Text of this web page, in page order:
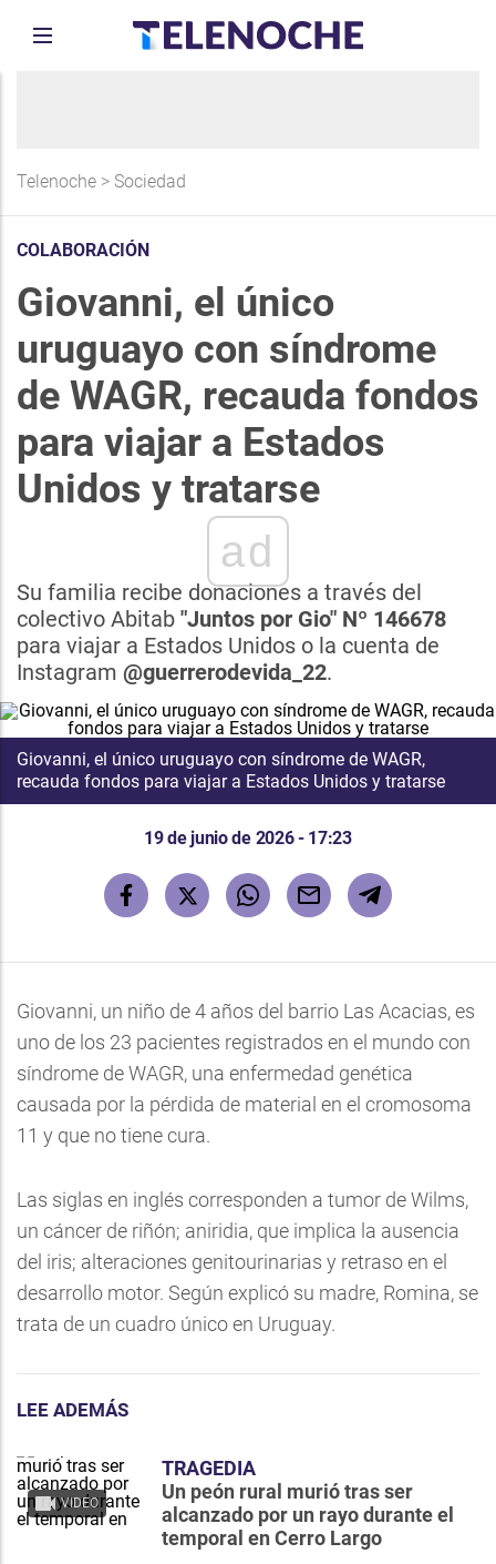
Telenoche > Sociedad
COLABORACIÓN
Giovanni, el único
uruguayo con síndrome
de WAGR, recauda fondos
para viajar a Estados
Unidos y tratarse
ad
Su familia recibe donaciones a través del
colectivo Abitab "Juntos por Gio" Nº 146678
para viajar a Estados Unidos o la cuenta de
Instagram @guerrerodevida_22.
Giovanni, el único uruguayo con síndrome de WAGR,
recauda fondos para viajar a Estados Unidos y tratarse
19 de junio de 2026 - 17:23
Giovanni, un niño de 4 años del barrio Las Acacias, es
uno de los 23 pacientes registrados en el mundo con
síndrome de WAGR, una enfermedad genética
causada por la pérdida de material en el cromosoma
11 y que no tiene cura.
Las siglas en inglés corresponden a tumor de Wilms,
un cáncer de riñón; aniridia, que implica la ausencia
del iris; alteraciones genitourinarias y retraso en el
desarrollo motor. Según explicó su madre, Romina, se
trata de un cuadro único en Uruguay.
LEE ADEMÁS
VIDEO
TRAGEDIA
Un peón rural murió tras ser
alcanzado por un rayo durante el
temporal en Cerro Largo